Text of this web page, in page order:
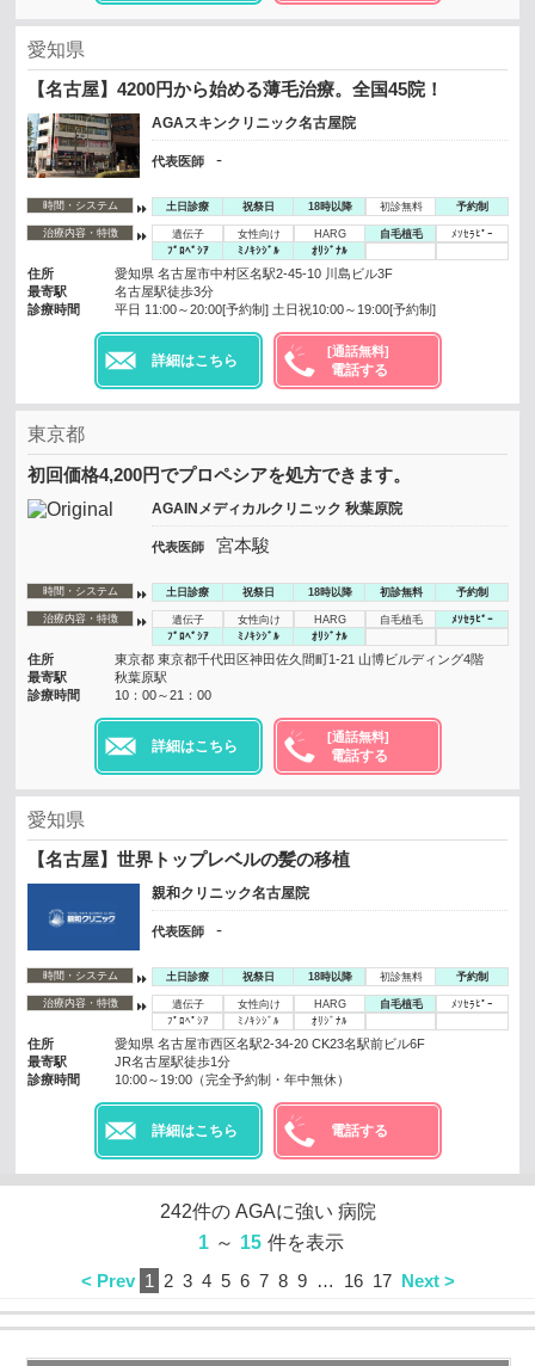
愛知県
【名古屋】4200円から始める薄毛治療。全国45院！
AGAスキンクリニック名古屋院
代表医師 -
時間・システム 土日診療 祝祭日 18時以降 初診無料 予約制
治療内容・特徴 遺伝子 女性向け HARG 自毛植毛
ﾒｿｾﾗﾋﾟｰ
ﾌﾟﾛﾍﾟｼｱ
ﾐﾉｷｼｼﾞﾙ ｵﾘｼﾞﾅﾙ
住所
愛知県 名古屋市中村区名駅2-45-10 川島ビル3F
最寄駅
名古屋駅徒歩3分
診療時間
平日 11:00～20:00[予約制] 土日祝10:00～19:00[予約制]
詳細はこちら
[通話無料]
電話する
東京都
初回価格4,200円でプロペシアを処方できます。
AGAINメディカルクリニック 秋葉原院
代表医師 宮本駿
時間・システム 土日診療 祝祭日 18時以降 初診無料 予約制
治療内容・特徴 遺伝子 女性向け HARG 自毛植毛
ﾒｿｾﾗﾋﾟｰ
ﾌﾟﾛﾍﾟｼｱ
ﾐﾉｷｼｼﾞﾙ ｵﾘｼﾞﾅﾙ
住所
東京都 東京都千代田区神田佐久間町1-21 山博ビルディング4階
最寄駅
秋葉原駅
診療時間
10：00～21：00
詳細はこちら
[通話無料]
電話する
愛知県
【名古屋】世界トップレベルの髪の移植
親和クリニック名古屋院
代表医師 -
時間・システム 土日診療 祝祭日 18時以降 初診無料 予約制
治療内容・特徴 遺伝子 女性向け HARG 自毛植毛
ﾒｿｾﾗﾋﾟｰ
ﾌﾟﾛﾍﾟｼｱ
ﾐﾉｷｼｼﾞﾙ ｵﾘｼﾞﾅﾙ
住所
愛知県 名古屋市西区名駅2-34-20 CK23名駅前ビル6F
最寄駅
JR名古屋駅徒歩1分
診療時間
10:00～19:00（完全予約制・年中無休）
詳細はこちら 電話する
242件の AGAに強い 病院
1 ～ 15 件を表示
< Prev 1 2 3 4 5 6 7 8 9 … 16 17 Next >